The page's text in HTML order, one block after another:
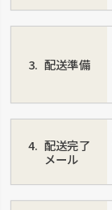
配送準備
配送完了
メール